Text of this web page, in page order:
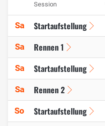
Session
Sa Startaufstellung
Sa Rennen 1
Sa Startaufstellung
Sa Rennen 2
So Startaufstellung